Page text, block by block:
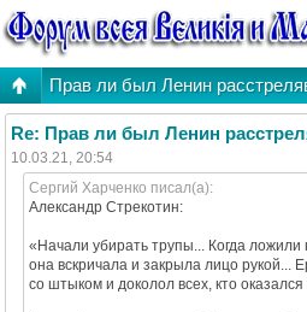
Прав ли был Ленин
Re: Прав ли был Ленин
10.03.21, 20:54
Сергий Харченко писал(а):
Александр Стрекотин:
«Начали убирать трупы... Когда ложили
она вскричала и закрыла лицо рукой...
со штыком и доколол всех, кто